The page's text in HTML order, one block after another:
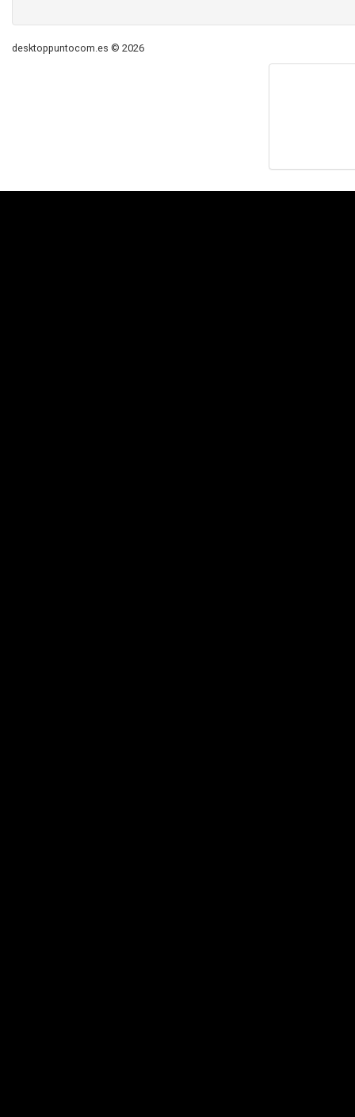
desktoppuntocom.es © 2026